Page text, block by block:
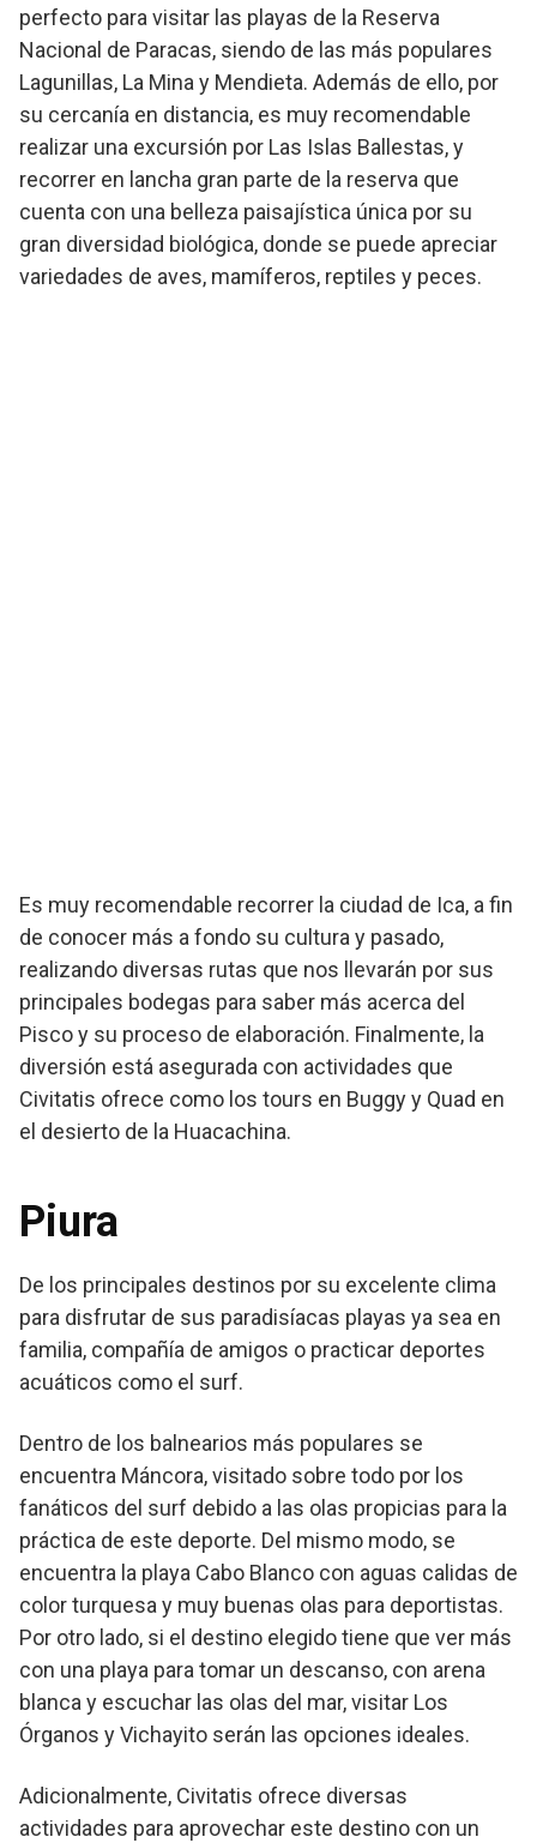
perfecto para visitar las playas de la Reserva
Nacional de Paracas, siendo de las más populares
Lagunillas, La Mina y Mendieta. Además de ello, por
su cercanía en distancia, es muy recomendable
realizar una excursión por Las Islas Ballestas, y
recorrer en lancha gran parte de la reserva que
cuenta con una belleza paisajística única por su
gran diversidad biológica, donde se puede apreciar
variedades de aves, mamíferos, reptiles y peces.
Es muy recomendable recorrer la ciudad de Ica, a fin
de conocer más a fondo su cultura y pasado,
realizando diversas rutas que nos llevarán por sus
principales bodegas para saber más acerca del
Pisco y su proceso de elaboración. Finalmente, la
diversión está asegurada con actividades que
Civitatis ofrece como los tours en Buggy y Quad en
el desierto de la Huacachina.
Piura
De los principales destinos por su excelente clima
para disfrutar de sus paradisíacas playas ya sea en
familia, compañía de amigos o practicar deportes
acuáticos como el surf.
Dentro de los balnearios más populares se
encuentra Máncora, visitado sobre todo por los
fanáticos del surf debido a las olas propicias para la
práctica de este deporte. Del mismo modo, se
encuentra la playa Cabo Blanco con aguas calidas de
color turquesa y muy buenas olas para deportistas.
Por otro lado, si el destino elegido tiene que ver más
con una playa para tomar un descanso, con arena
blanca y escuchar las olas del mar, visitar Los
Órganos y Vichayito serán las opciones ideales.
Adicionalmente, Civitatis ofrece diversas
actividades para aprovechar este destino con un